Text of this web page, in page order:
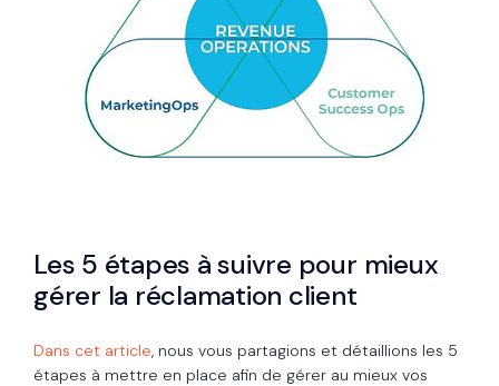
Les 5 étapes à suivre pour mieux
gérer la réclamation client
Dans cet article , nous vous partagions et détaillions les 5
étapes à mettre en place afin de gérer au mieux vos